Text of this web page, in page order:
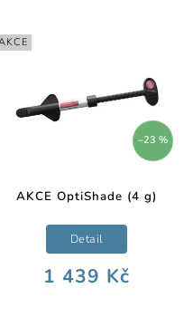
–23 %
AKCE OptiShade (4 g)
1 439 Kč
Detail